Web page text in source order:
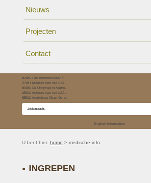
Nieuws
Projecten
Contact
02/05Een internationaal c..
27/03Auteurs van het UZA ..
01/01 De Oorgroep is verhe..
15/11 Auteurs van het UZA ..
05/11 Audioloog Okan Öz p..
English information
U bent hier: home > medische info
INGREPEN